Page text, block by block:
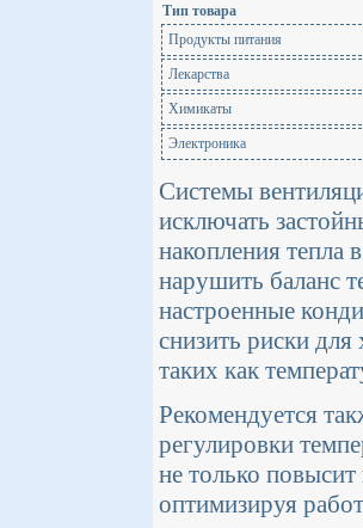
Тип товара
Продукты питания
Лекарства
Химикаты
Электроника
Системы
исключать
накопления тепла
нарушить баланс
настроенные
снизить риски
таких как
Рекомендуется
регулировки
не только
оптимизируя